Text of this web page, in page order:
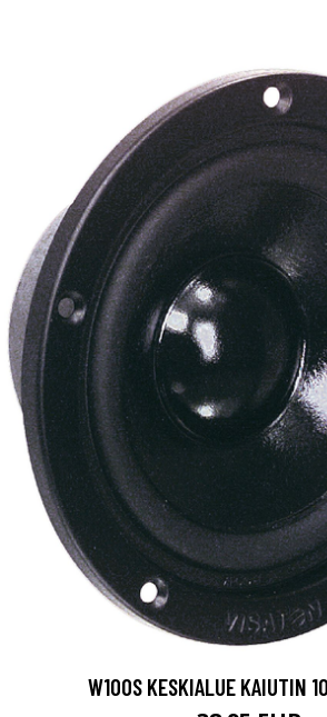
W100S KESKIALUE KAIUTIN